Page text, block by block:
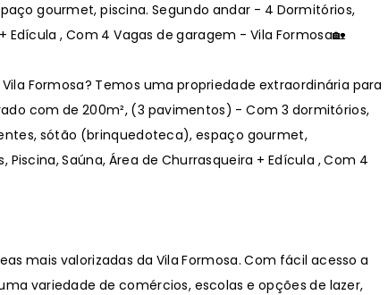
gourmet, piscina. Segundo andar - 4 Dormitórios,
Edícula , Com 4 Vagas de garagem - Vila Formosa🏡
Formosa? Temos uma propriedade extraordinária para
com de 200m², (3 pavimentos) - Com 3 dormitórios,
sótão (brinquedoteca), espaço gourmet,
Saúna, Área de Churrasqueira + Edícula , Com 4
mais valorizadas da Vila Formosa. Com fácil acesso a
variedade de comércios, escolas e opções de lazer,